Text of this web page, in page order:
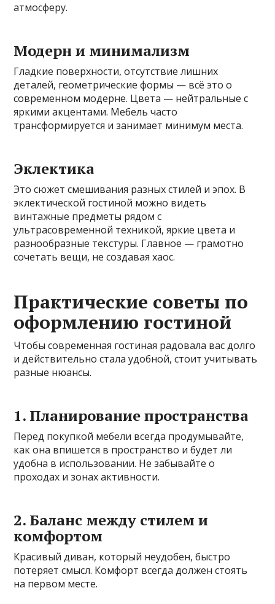
атмосферу.
Модерн и минимализм
Гладкие поверхности, отсутствие лишних
деталей, геометрические формы — всё это о
современном модерне. Цвета — нейтральные с
яркими акцентами. Мебель часто
трансформируется и занимает минимум места.
Эклектика
Это сюжет смешивания разных стилей и эпох. В
эклектической гостиной можно видеть
винтажные предметы рядом с
ультрасовременной техникой, яркие цвета и
разнообразные текстуры. Главное — грамотно
сочетать вещи, не создавая хаос.
Практические советы по
оформлению гостиной
Чтобы современная гостиная радовала вас долго
и действительно стала удобной, стоит учитывать
разные нюансы.
1. Планирование пространства
Перед покупкой мебели всегда продумывайте,
как она впишется в пространство и будет ли
удобна в использовании. Не забывайте о
проходах и зонах активности.
2. Баланс между стилем и
комфортом
Красивый диван, который неудобен, быстро
потеряет смысл. Комфорт всегда должен стоять
на первом месте.